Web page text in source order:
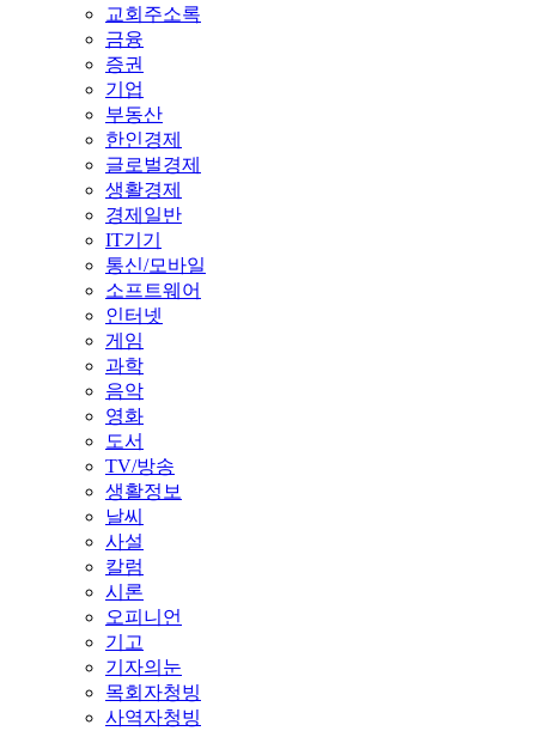
교회주소록
금융
증권
기업
부동산
한인경제
글로벌경제
생활경제
경제일반
IT기기
통신/모바일
소프트웨어
인터넷
게임
과학
음악
영화
도서
TV/방송
생활정보
날씨
사설
칼럼
시론
오피니언
기고
기자의눈
목회자청빙
사역자청빙